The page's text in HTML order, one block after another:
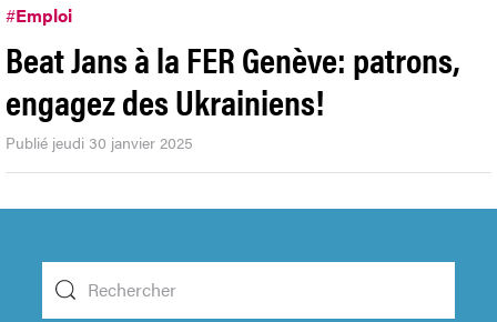
#Emploi
Beat Jans à la FER Genève: patrons,
engagez des Ukrainiens!
Publié jeudi 30 janvier 2025